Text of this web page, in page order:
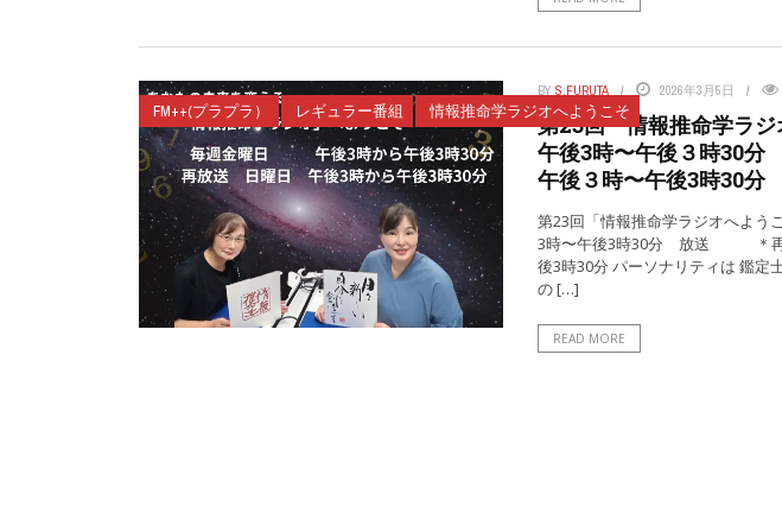
FM++(プラプラ） レギュラー番組 情報推命学ラジオへようこそ
BY S.FURUTA 2026年3月5日
第23回「情報推命学ラ
午後3時〜午後３時
午後３時〜午後3時30分
第23回「情報推命学ラジオへよ
3時〜午後3時30分 放送 ＊
後3時30分 パーソナリティは 鑑
の […]
READ MORE